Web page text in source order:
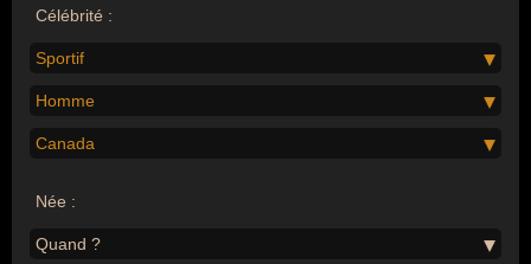
Célébrité :
Sportif
Homme
Canada
Née :
Quand ?